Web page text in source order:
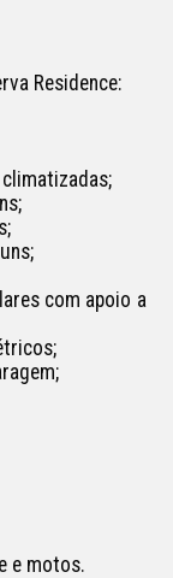
Residence:
com apoio a
e motos.